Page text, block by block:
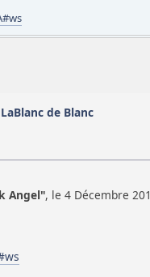
de Blanc
Angel", le 4 Décembre